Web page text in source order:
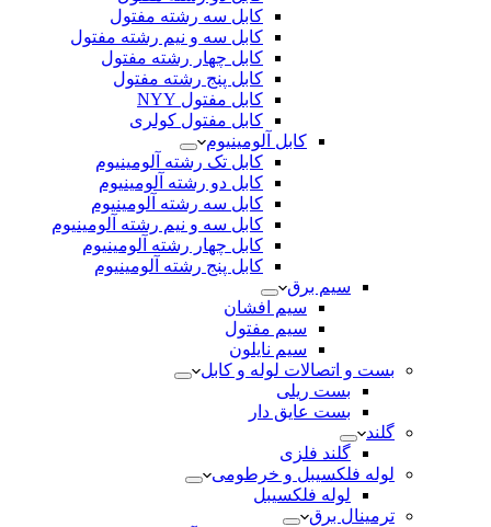
کابل سه رشته مفتول
کابل سه و نیم رشته مفتول
کابل چهار رشته مفتول
کابل پنج رشته مفتول
کابل مفتول NYY
کابل مفتول کولری
کابل آلومینیوم
کابل تک رشته آلومینیوم
کابل دو رشته آلومینیوم
کابل سه رشته آلومینیوم
کابل سه و نیم رشته آلومینیوم
کابل چهار رشته آلومینیوم
کابل پنج رشته آلومینیوم
سیم برق
سیم افشان
سیم مفتول
سیم نایلون
بست و اتصالات لوله و کابل
بست ریلی
بست عایق دار
گلند
گلند فلزی
لوله فلکسیبل و خرطومی
لوله فلکسیبل
ترمینال برق